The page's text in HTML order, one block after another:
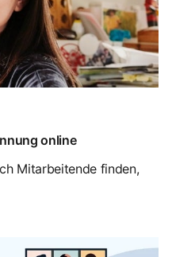
online
Mitarbeitende finden,